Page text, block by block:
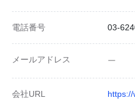
電話番号 03-
メールアドレス ー
会社URL